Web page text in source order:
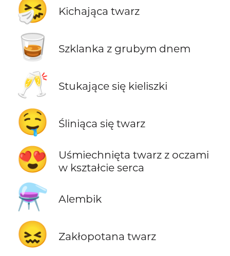
🤧 Kichająca twarz
🥃 Szklanka z grubym dnem
🥂 Stukające się kieliszki
🤤 Śliniąca się twarz
😍
Uśmiechnięta twarz z oczami
w kształcie serca
⚗️ Alembik
😖 Zakłopotana twarz